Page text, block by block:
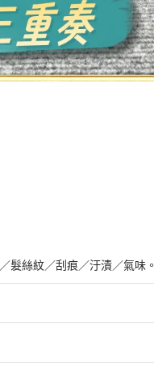
碼 🧡
髮絲紋／刮痕／汙漬／氣味。